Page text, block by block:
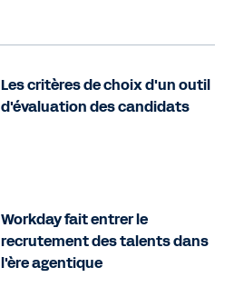
Les critères de choix d'un outil
d'évaluation des candidats
Workday fait entrer le
recrutement des talents dans
l'ère agentique